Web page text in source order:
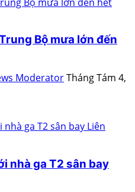
Bộ mưa lớn đến
ModeratorTháng Tám 4,
nhà ga T2 sân bay